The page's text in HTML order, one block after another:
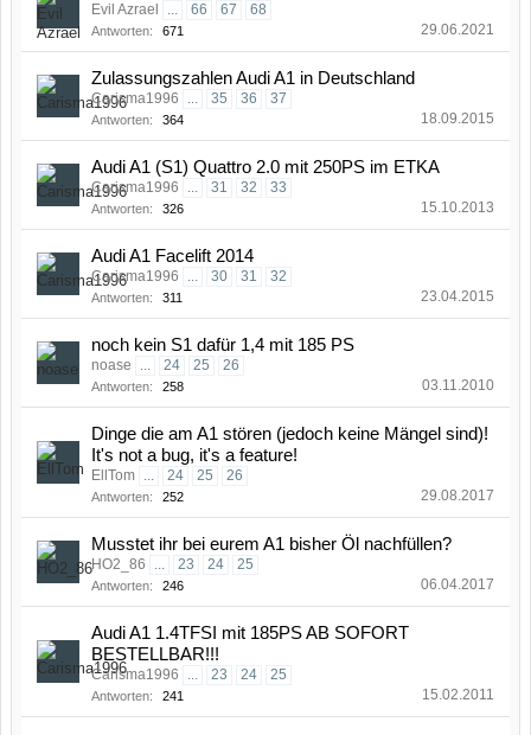
Evil Azrael ... 66 67 68
Antworten: 671 29.06.2021
Zulassungszahlen Audi A1 in Deutschland
Carisma1996 ... 35 36 37
Antworten: 364 18.09.2015
Audi A1 (S1) Quattro 2.0 mit 250PS im ETKA
Carisma1996 ... 31 32 33
Antworten: 326 15.10.2013
Audi A1 Facelift 2014
Carisma1996 ... 30 31 32
Antworten: 311 23.04.2015
noch kein S1 dafür 1,4 mit 185 PS
noase ... 24 25 26
Antworten: 258 03.11.2010
Dinge die am A1 stören (jedoch keine Mängel sind)!
It's not a bug, it's a feature!
EllTom ... 24 25 26
Antworten: 252 29.08.2017
Musstet ihr bei eurem A1 bisher Öl nachfüllen?
HO2_86 ... 23 24 25
Antworten: 246 06.04.2017
Audi A1 1.4TFSI mit 185PS AB SOFORT
BESTELLBAR!!!
Carisma1996 ... 23 24 25
Antworten: 241 15.02.2011